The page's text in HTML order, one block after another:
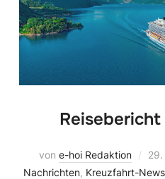
Reisebericht
von e-hoi Redaktion
Nachrichten, Kreuzfahrt-News